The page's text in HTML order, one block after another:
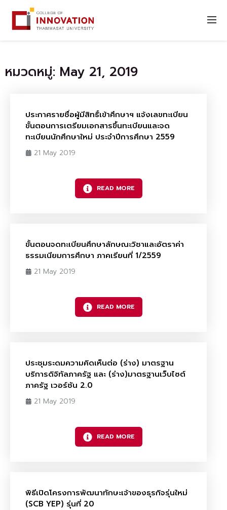
หมวดหมู่: May 21, 2019
ประกาศรายชื่อผู้มีสิทธิ์เข้าศึกษาฯ แจ้งเลขทะเบียน
ขั้นตอนการเตรียมเอกสารขึ้นทะเบียนและจด
ทะเบียนนักศึกษาใหม่ ประจำปีการศึกษา 2559
21 May 2019
READ MORE
ขั้นตอนจดทะเบียนศึกษาลักษณะวิชาและอัตราค่า
ธรรมเนียมการศึกษา ภาคเรียนที่ 1/2559
21 May 2019
READ MORE
ประชุมระดมความคิดเห็นต่อ (ร่าง) มาตรฐาน
บริการดิจิทัลภาครัฐ และ (ร่าง)มาตรฐานเว็บไซต์
ภาครัฐ เวอร์ชัน 2.0
21 May 2019
READ MORE
พิธีเปิดโครงการพัฒนาทักษะเจ้าของธุรกิจรุ่นใหม่
(SCB YEP) รุ่นที่ 20